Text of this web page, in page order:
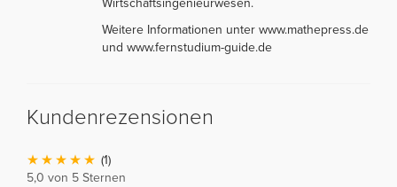
Wirtschaftsingenieurwesen.
Weitere Informationen unter www.mathepress.de
und www.fernstudium-guide.de
Kundenrezensionen
(1)
5,0 von 5 Sternen